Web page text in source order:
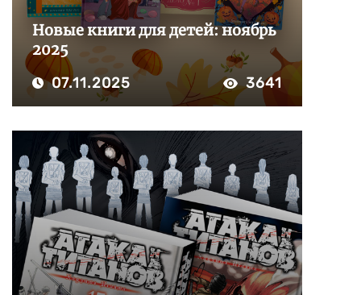
Новые книги для детей: ноябрь
2025
07.11.2025 3641